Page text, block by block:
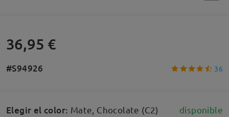
36,95 €
#S94926 36
Elegir el color: Mate, Chocolate (C2) disponible